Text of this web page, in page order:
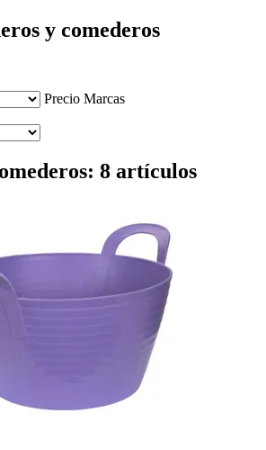
y comederos
Precio Marcas
8 artículos